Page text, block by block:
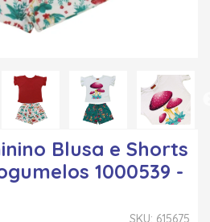
Blusa e Shorts
1000539 -
SKU: 615675